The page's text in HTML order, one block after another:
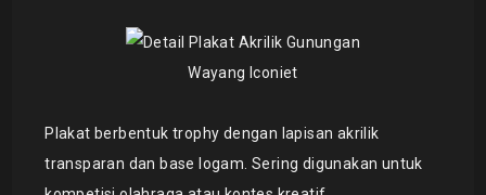
Plakat berbentuk trophy dengan lapisan akrilik
transparan dan base logam. Sering digunakan untuk